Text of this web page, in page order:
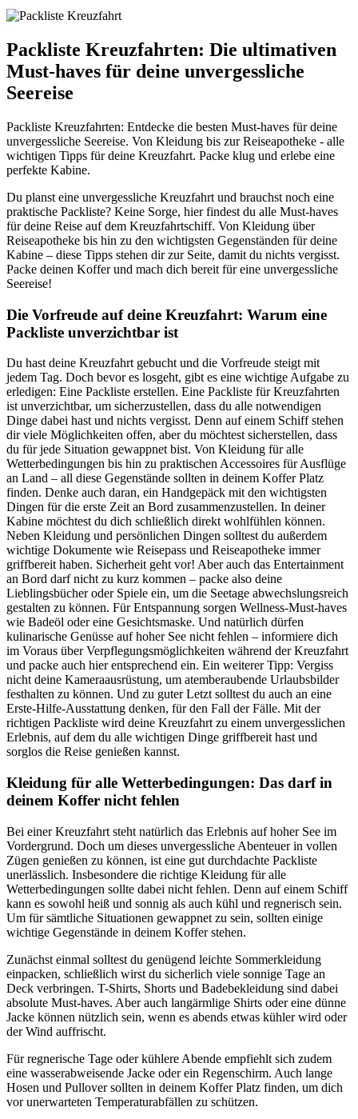
Packliste Kreuzfahrten: Die ultimativen
Must-haves für deine unvergessliche
Seereise
Packliste Kreuzfahrten: Entdecke die besten Must-haves für deine
unvergessliche Seereise. Von Kleidung bis zur Reiseapotheke - alle
wichtigen Tipps für deine Kreuzfahrt. Packe klug und erlebe eine
perfekte Kabine.
Du planst eine unvergessliche Kreuzfahrt und brauchst noch eine
praktische Packliste? Keine Sorge, hier findest du alle Must-haves
für deine Reise auf dem Kreuzfahrtschiff. Von Kleidung über
Reiseapotheke bis hin zu den wichtigsten Gegenständen für deine
Kabine – diese Tipps stehen dir zur Seite, damit du nichts vergisst.
Packe deinen Koffer und mach dich bereit für eine unvergessliche
Seereise!
Die Vorfreude auf deine Kreuzfahrt: Warum eine
Packliste unverzichtbar ist
Du hast deine Kreuzfahrt gebucht und die Vorfreude steigt mit
jedem Tag. Doch bevor es losgeht, gibt es eine wichtige Aufgabe zu
erledigen: Eine Packliste erstellen. Eine Packliste für Kreuzfahrten
ist unverzichtbar, um sicherzustellen, dass du alle notwendigen
Dinge dabei hast und nichts vergisst. Denn auf einem Schiff stehen
dir viele Möglichkeiten offen, aber du möchtest sicherstellen, dass
du für jede Situation gewappnet bist. Von Kleidung für alle
Wetterbedingungen bis hin zu praktischen Accessoires für Ausflüge
an Land – all diese Gegenstände sollten in deinem Koffer Platz
finden. Denke auch daran, ein Handgepäck mit den wichtigsten
Dingen für die erste Zeit an Bord zusammenzustellen. In deiner
Kabine möchtest du dich schließlich direkt wohlfühlen können.
Neben Kleidung und persönlichen Dingen solltest du außerdem
wichtige Dokumente wie Reisepass und Reiseapotheke immer
griffbereit haben. Sicherheit geht vor! Aber auch das Entertainment
an Bord darf nicht zu kurz kommen – packe also deine
Lieblingsbücher oder Spiele ein, um die Seetage abwechslungsreich
gestalten zu können. Für Entspannung sorgen Wellness-Must-haves
wie Badeöl oder eine Gesichtsmaske. Und natürlich dürfen
kulinarische Genüsse auf hoher See nicht fehlen – informiere dich
im Voraus über Verpflegungsmöglichkeiten während der Kreuzfahrt
und packe auch hier entsprechend ein. Ein weiterer Tipp: Vergiss
nicht deine Kameraausrüstung, um atemberaubende Urlaubsbilder
festhalten zu können. Und zu guter Letzt solltest du auch an eine
Erste-Hilfe-Ausstattung denken, für den Fall der Fälle. Mit der
richtigen Packliste wird deine Kreuzfahrt zu einem unvergesslichen
Erlebnis, auf dem du alle wichtigen Dinge griffbereit hast und
sorglos die Reise genießen kannst.
Kleidung für alle Wetterbedingungen: Das darf in
deinem Koffer nicht fehlen
Bei einer Kreuzfahrt steht natürlich das Erlebnis auf hoher See im
Vordergrund. Doch um dieses unvergessliche Abenteuer in vollen
Zügen genießen zu können, ist eine gut durchdachte Packliste
unerlässlich. Insbesondere die richtige Kleidung für alle
Wetterbedingungen sollte dabei nicht fehlen. Denn auf einem Schiff
kann es sowohl heiß und sonnig als auch kühl und regnerisch sein.
Um für sämtliche Situationen gewappnet zu sein, sollten einige
wichtige Gegenstände in deinem Koffer stehen.
Zunächst einmal solltest du genügend leichte Sommerkleidung
einpacken, schließlich wirst du sicherlich viele sonnige Tage an
Deck verbringen. T-Shirts, Shorts und Badebekleidung sind dabei
absolute Must-haves. Aber auch langärmlige Shirts oder eine dünne
Jacke können nützlich sein, wenn es abends etwas kühler wird oder
der Wind auffrischt.
Für regnerische Tage oder kühlere Abende empfiehlt sich zudem
eine wasserabweisende Jacke oder ein Regenschirm. Auch lange
Hosen und Pullover sollten in deinem Koffer Platz finden, um dich
vor unerwarteten Temperaturabfällen zu schützen.